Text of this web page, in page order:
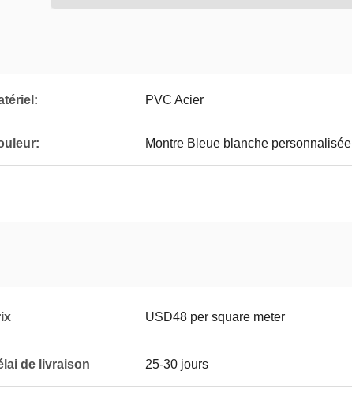
PVC Acier
Montre Bleue blanche personnalisée
USD48 per square meter
de livraison 25-30 jours